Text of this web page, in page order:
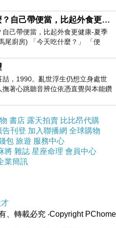
中午吃什麼？自己帶便當，比起外食更健康-夏季日常。(舞動馬尾廚房)
自己帶便當，比起外食更健康-夏季
尾廚房) 「今天吃什麼？」 「便
飯？」 每天都在選擇
喆，1990。亂世浮生仍想立身處世
撫著心跳聽音辨位依憑直覺與本能鑽
索另一個心聲另一個共鳴的
書店 露天拍賣 比比昂代購
告刊登 加入聯播網 全球購物
包 旅遊 服務中心
將 雜誌 星座命理 會員中心
業簡訊
、轉載必究 ‧Copyright PChome